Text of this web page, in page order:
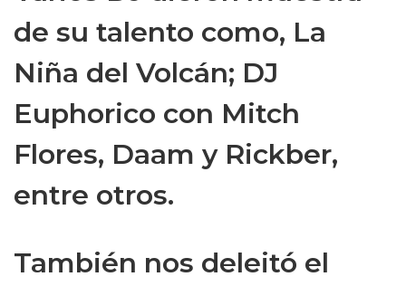
de su talento como, La
Niña del Volcán; DJ
Euphorico con Mitch
Flores, Daam y Rickber,
entre otros.
También nos deleitó el